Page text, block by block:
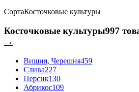
СортаКосточковые культуры
Косточковые культуры997
→
Вишня, Черешня459
Слива227
Персик130
Абрикос109